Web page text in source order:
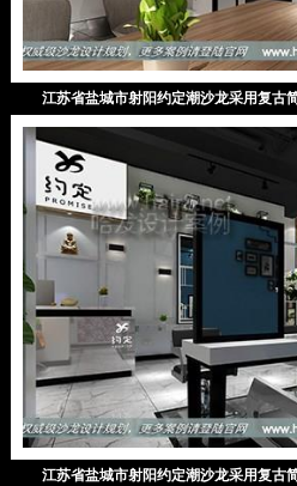
江苏省盐城市射阳约定潮沙龙采用复古
江苏省盐城市射阳约定潮沙龙采用复古